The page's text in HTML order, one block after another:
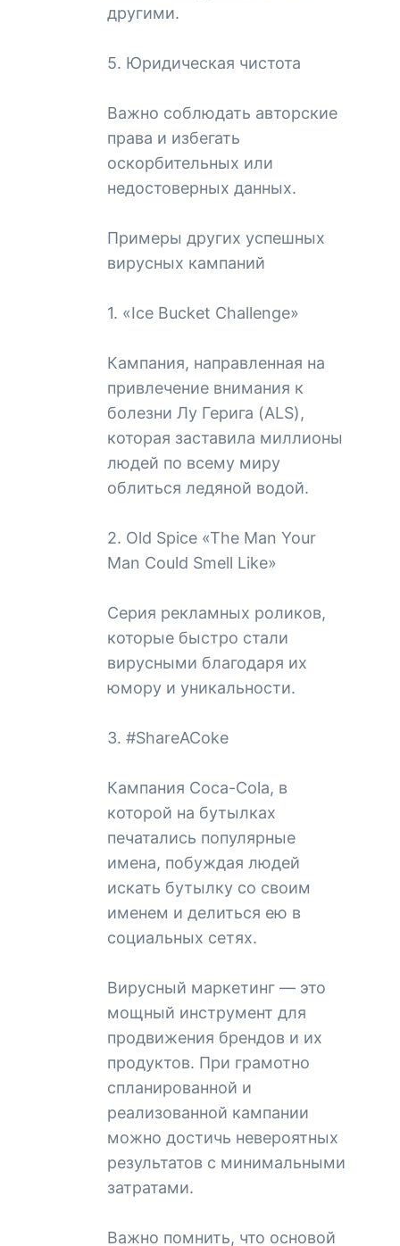
другими.
5. Юридическая чистота
Важно соблюдать авторские
права и избегать
оскорбительных или
недостоверных данных.
Примеры других успешных
вирусных кампаний
1. «Ice Bucket Challenge»
Кампания, направленная на
привлечение внимания к
болезни Лу Герига (ALS),
которая заставила миллионы
людей по всему миру
облиться ледяной водой.
2. Old Spice «The Man Your
Man Could Smell Like»
Серия рекламных роликов,
которые быстро стали
вирусными благодаря их
юмору и уникальности.
3. #ShareACoke
Кампания Coca-Cola, в
которой на бутылках
печатались популярные
имена, побуждая людей
искать бутылку со своим
именем и делиться ею в
социальных сетях.
Вирусный маркетинг — это
мощный инструмент для
продвижения брендов и их
продуктов. При грамотно
спланированной и
реализованной кампании
можно достичь невероятных
результатов с минимальными
затратами.
Важно помнить, что основой